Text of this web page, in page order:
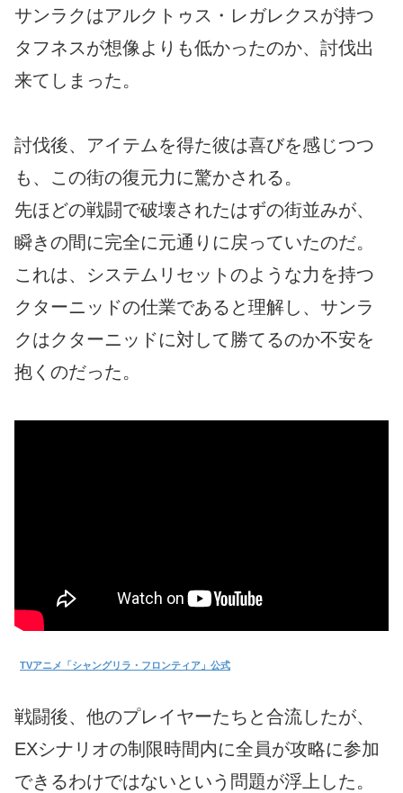
サンラクはアルクトゥス・レガレクスが持つ
タフネスが想像よりも低かったのか、討伐出
来てしまった。
討伐後、アイテムを得た彼は喜びを感じつつ
も、この街の復元力に驚かされる。
先ほどの戦闘で破壊されたはずの街並みが、
瞬きの間に完全に元通りに戻っていたのだ。
これは、システムリセットのような力を持つ
クターニッドの仕業であると理解し、サンラ
クはクターニッドに対して勝てるのか不安を
抱くのだった。
TVアニメ「シャングリラ・フロンティア」公式
戦闘後、他のプレイヤーたちと合流したが、
EXシナリオの制限時間内に全員が攻略に参加
できるわけではないという問題が浮上した。